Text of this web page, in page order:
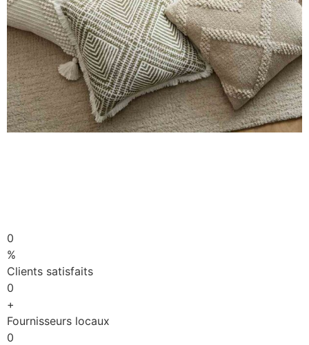
0
%
Clients satisfaits
0
+
Fournisseurs locaux
0